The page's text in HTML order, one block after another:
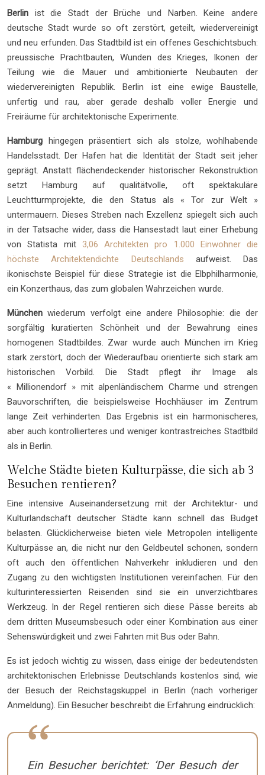
Berlin ist die Stadt der Brüche und Narben. Keine andere
deutsche Stadt wurde so oft zerstört, geteilt, wiedervereinigt
und neu erfunden. Das Stadtbild ist ein offenes Geschichtsbuch:
preussische Prachtbauten, Wunden des Krieges, Ikonen der
Teilung wie die Mauer und ambitionierte Neubauten der
wiedervereinigten Republik. Berlin ist eine ewige Baustelle,
unfertig und rau, aber gerade deshalb voller Energie und
Freiräume für architektonische Experimente.
Hamburg hingegen präsentiert sich als stolze, wohlhabende
Handelsstadt. Der Hafen hat die Identität der Stadt seit jeher
geprägt. Anstatt flächendeckender historischer Rekonstruktion
setzt Hamburg auf qualitätvolle, oft spektakuläre
Leuchtturmprojekte, die den Status als « Tor zur Welt »
untermauern. Dieses Streben nach Exzellenz spiegelt sich auch
in der Tatsache wider, dass die Hansestadt laut einer Erhebung
von Statista mit 3,06 Architekten pro 1.000 Einwohner die
höchste Architektendichte Deutschlands aufweist. Das
ikonischste Beispiel für diese Strategie ist die Elbphilharmonie,
ein Konzerthaus, das zum globalen Wahrzeichen wurde.
München wiederum verfolgt eine andere Philosophie: die der
sorgfältig kuratierten Schönheit und der Bewahrung eines
homogenen Stadtbildes. Zwar wurde auch München im Krieg
stark zerstört, doch der Wiederaufbau orientierte sich stark am
historischen Vorbild. Die Stadt pflegt ihr Image als
« Millionendorf » mit alpenländischem Charme und strengen
Bauvorschriften, die beispielsweise Hochhäuser im Zentrum
lange Zeit verhinderten. Das Ergebnis ist ein harmonischeres,
aber auch kontrollierteres und weniger kontrastreiches Stadtbild
als in Berlin.
Welche Städte bieten Kulturpässe, die sich ab 3
Besuchen rentieren?
Eine intensive Auseinandersetzung mit der Architektur- und
Kulturlandschaft deutscher Städte kann schnell das Budget
belasten. Glücklicherweise bieten viele Metropolen intelligente
Kulturpässe an, die nicht nur den Geldbeutel schonen, sondern
oft auch den öffentlichen Nahverkehr inkludieren und den
Zugang zu den wichtigsten Institutionen vereinfachen. Für den
kulturinteressierten Reisenden sind sie ein unverzichtbares
Werkzeug. In der Regel rentieren sich diese Pässe bereits ab
dem dritten Museumsbesuch oder einer Kombination aus einer
Sehenswürdigkeit und zwei Fahrten mit Bus oder Bahn.
Es ist jedoch wichtig zu wissen, dass einige der bedeutendsten
architektonischen Erlebnisse Deutschlands kostenlos sind, wie
der Besuch der Reichstagskuppel in Berlin (nach vorheriger
Anmeldung). Ein Besucher beschreibt die Erfahrung eindrücklich:
Ein Besucher berichtet: ‘Der Besuch der